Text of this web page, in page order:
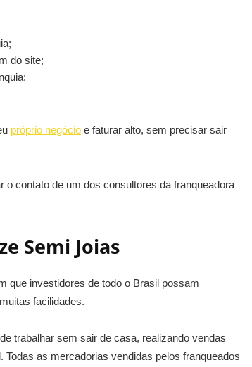
do site;
próprio negócio e faturar alto, sem precisar sair
o contato de um dos consultores da franqueadora
Semi Joias
que investidores de todo o Brasil possam
facilidades.
trabalhar sem sair de casa, realizando vendas
as mercadorias vendidas pelos franqueados